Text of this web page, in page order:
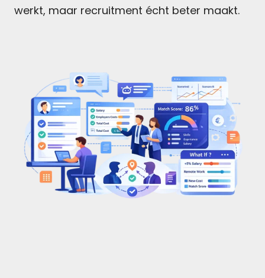
werkt, maar recruitment écht beter maakt.